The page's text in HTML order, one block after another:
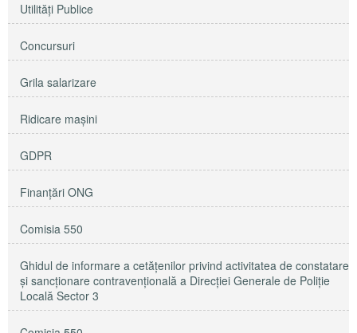
Utilităţi Publice
Concursuri
Grila salarizare
Ridicare maşini
GDPR
Finanțări ONG
Comisia 550
Ghidul de informare a cetățenilor privind activitatea de constatare
și sancționare contravențională a Direcției Generale de Poliție
Locală Sector 3